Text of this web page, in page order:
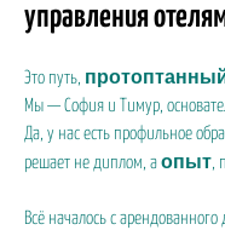
управления
Это путь,
Мы — София и Тимур,
Да, у нас есть профильное
решает не диплом, а опыт,
Всё началось с